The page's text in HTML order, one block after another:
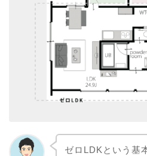
ゼロLDKという基